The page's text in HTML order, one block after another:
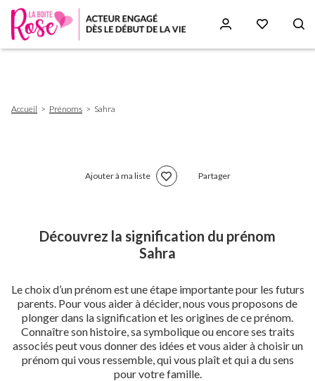
d'Ariane
Accueil Prénoms Sahra
Ajouter à ma liste Partager
Découvrez la signification du prénom
Sahra
Le choix d’un prénom est une étape importante pour les futurs
parents. Pour vous aider à décider, nous vous proposons de
plonger dans la signification et les origines de ce prénom.
Connaître son histoire, sa symbolique ou encore ses traits
associés peut vous donner des idées et vous aider à choisir un
prénom qui vous ressemble, qui vous plaît et qui a du sens
pour votre famille.